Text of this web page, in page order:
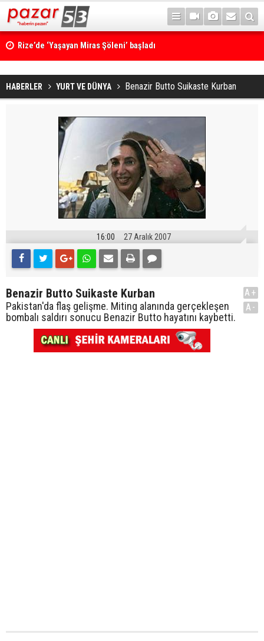
Rize’de ‘Yaşayan Miras Şöleni’ başladı
HABERLER YURT VE DÜNYA Benazir Butto Suikaste Kurban
16:00 27 Aralık 2007
Benazir Butto Suikaste Kurban
Pakistan'da flaş gelişme. Miting alanında gerçekleşen
bombalı saldırı sonucu Benazir Butto hayatını kaybetti.
A+
A-